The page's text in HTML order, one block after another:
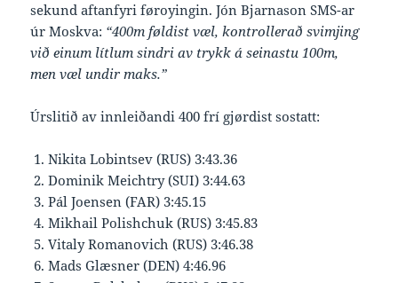
sekund aftanfyri føroyingin. Jón Bjarnason SMS-ar
úr Moskva: “400m føldist væl, kontrollerað svimjing
við einum lítlum sindri av trykk á seinastu 100m,
men væl undir maks.”
Úrslitið av innleiðandi 400 frí gjørdist sostatt:
Nikita Lobintsev (RUS) 3:43.36
Dominik Meichtry (SUI) 3:44.63
Pál Joensen (FAR) 3:45.15
Mikhail Polishchuk (RUS) 3:45.83
Vitaly Romanovich (RUS) 3:46.38
Mads Glæsner (DEN) 4:46.96